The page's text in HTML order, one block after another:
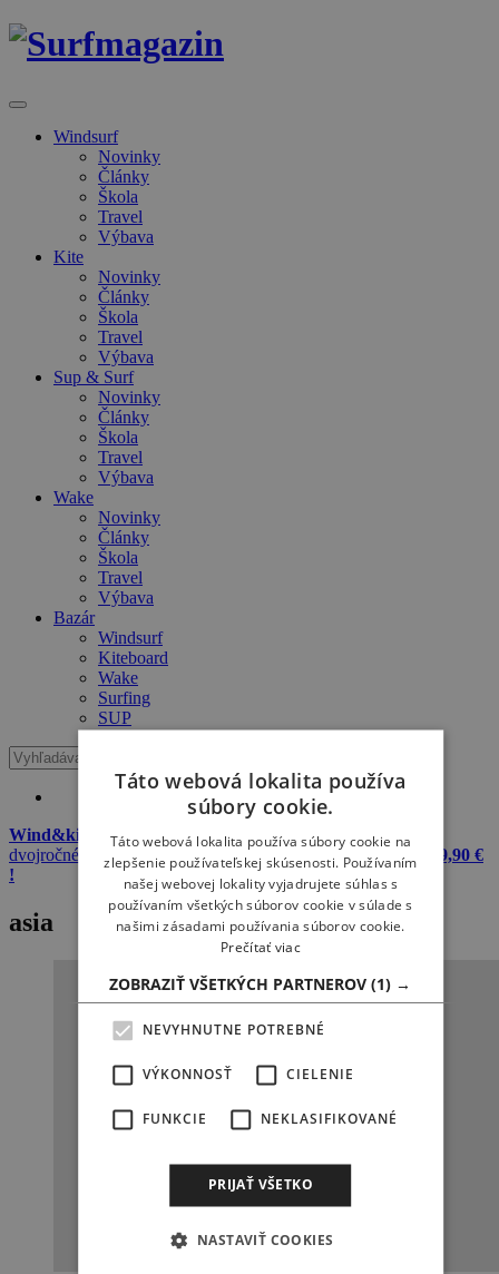
Windsurf
Novinky
Články
Škola
Travel
Výbava
Kite
Novinky
Články
Škola
Travel
Výbava
Sup & Surf
Novinky
Články
Škola
Travel
Výbava
Wake
Novinky
Články
Škola
Travel
Výbava
Bazár
Windsurf
Kiteboard
Wake
Surfing
SUP
Wind&kite okuliare + 20 L dry bag Meatfly zadarmo
dvojročnému predplatnému Windsurfer & Kitesurfer
iba za 29,90 €
!
asia
Táto webová lokalita používa
súbory cookie.
Táto webová lokalita používa súbory cookie na
zlepšenie používateľskej skúsenosti. Používaním
našej webovej lokality vyjadrujete súhlas s
používaním všetkých súborov cookie v súlade s
našimi zásadami používania súborov cookie.
Prečítať viac
ZOBRAZIŤ VŠETKÝCH PARTNEROV(1) →
NEVYHNUTNE POTREBNÉ
VÝKONNOSŤ CIELENIE
FUNKCIE NEKLASIFIKOVANÉ
PRIJAŤ VŠETKO
NASTAVIŤ COOKIES